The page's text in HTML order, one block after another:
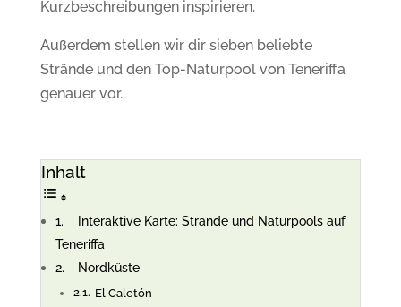
Kurzbeschreibungen inspirieren.
Außerdem stellen wir dir sieben beliebte
Strände und den Top-Naturpool von Teneriffa
genauer vor.
Inhalt
Interaktive Karte: Strände und Naturpools auf
Teneriffa
Nordküste
El Caletón